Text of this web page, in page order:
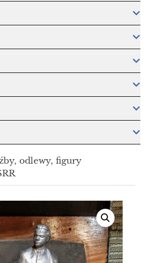
odlewy, figury